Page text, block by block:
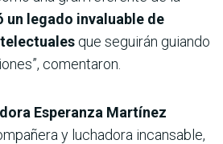
un legado invaluable de
que seguirán guiando
comentaron.
Esperanza Martínez
y luchadora incansable,